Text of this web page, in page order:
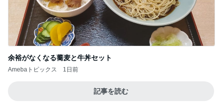
余裕がなくなる蕎麦と牛丼セット
Amebaトピックス 1日前
記事を読む